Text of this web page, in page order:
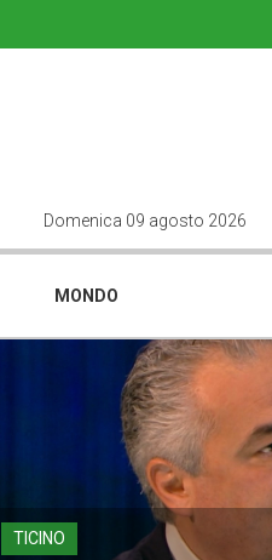
Domenica 09 agosto 2026
MONDO
TICINO